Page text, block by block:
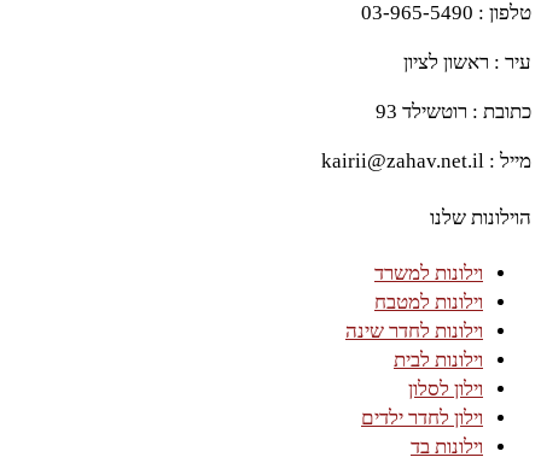
טלפון : 03-965-5490
עיר : ראשון לציון
כתובת : רוטשילד 93
מייל : kairii@zahav.net.il
הוילונות שלנו
וילונות למשרד
וילונות למטבח
וילונות לחדר שינה
וילונות לבית
וילון לסלון
וילון לחדר ילדים
וילונות בד